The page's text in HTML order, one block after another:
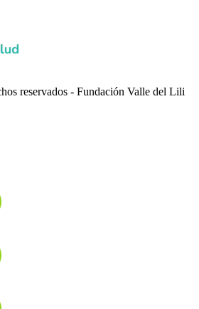
reservados - Fundación Valle del Lili